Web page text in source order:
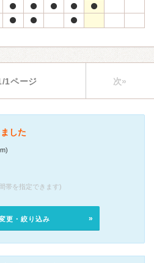
1ページ 次»
した
帯を指定できます)
更・絞り込み